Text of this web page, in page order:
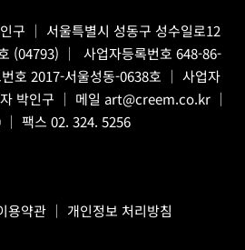
구 ｜ 서울특별시 성동구 성수일로12
(04793) ｜ 사업자등록번호 648-86-
호 2017-서울성동-0638호 ｜ 사업자
박인구 ｜ 메일 art@creem.co.kr ｜
｜ 팩스 02. 324. 5256
용약관 ｜ 개인정보 처리방침